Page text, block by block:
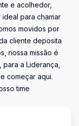
e acolhedor,
para chamar
movidos por
cliente deposita
nossa missão é
a Liderança,
começar aqui.
time